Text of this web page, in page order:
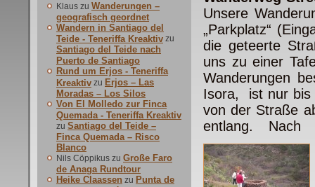
Klaus zu Wanderungen –
geografisch geordnet
Wandern in Santiago del
Teide - Teneriffa Kreaktiv zu
Santiago del Teide nach
Puerto de Santiago
Rund um Erjos - Teneriffa
Kreaktiv zu Erjos – Las
Moradas – Los Silos
Von El Molledo zur Finca
Quemada - Teneriffa Kreaktiv
zu Santiago del Teide –
Finca Quemada – Risco
Blanco
Nils Cöppikus zu Große Faro
de Anaga Rundtour
Heike Claassen zu Punta de
Unsere
„Parkplatz“
die geteerte
uns zu einer
Wanderungen
Isora, ist nur bis
von der Straße
entlang.